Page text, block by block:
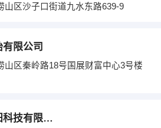
山区沙子口街道九水东路639-9
限公司
山区秦岭路18号国展财富中心3号楼
青岛福格太阳科技有限公司